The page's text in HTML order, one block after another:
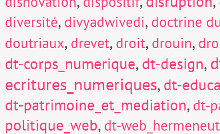
diversité, divyadwivedi, doctrine
doutriaux, drevet, droit, drouin,
dt-corps_numerique,dt-design,
ecritures_numeriques,dt-
dt-patrimoine_et_mediation, dt-
politique_web, dt-